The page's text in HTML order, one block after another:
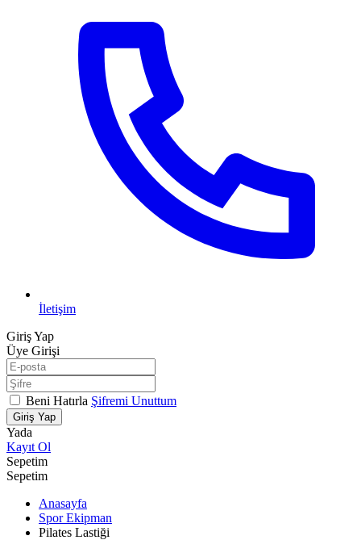
İletişim
Giriş Yap
Üye Girişi
Beni Hatırla Şifremi Unuttum
Giriş Yap
Yada
Kayıt Ol
Sepetim
Sepetim
Anasayfa
Spor Ekipman
Pilates Lastiği